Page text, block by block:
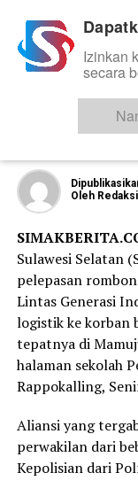
ORGANISASI DAN
Wujud
Salurkan
Oleh Redaksi
Sulawesi Selatan
pelepasan
Lintas Generasi
logistik ke korban
tepatnya di
halaman sekolah
Rappokalling,
Aliansi yang
perwakilan dari
Kepolisian dari
Izinkan
secara